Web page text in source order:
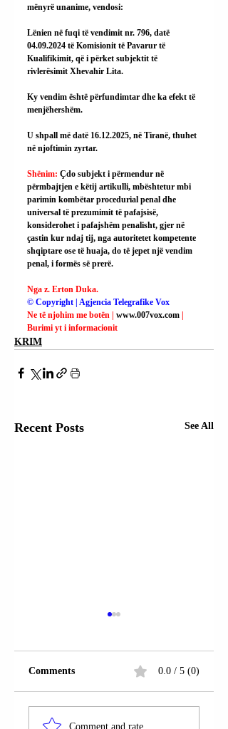
mënyrë unanime, vendosi:
Lënien në fuqi të vendimit nr. 796, datë
04.09.2024 të Komisionit të Pavarur të
Kualifikimit, që i përket subjektit të
rivlerësimit Xhevahir Lita.
Ky vendim është përfundimtar dhe ka efekt të
menjëhershëm.
U shpall më datë 16.12.2025, në Tiranë, thuhet
në njoftimin zyrtar.
Shënim: Çdo subjekt i përmendur në
përmbajtjen e këtij artikulli, mbështetur mbi
parimin kombëtar procedurial penal dhe
universal të prezumimit të pafajsisë,
konsiderohet i pafajshëm penalisht, gjer në
çastin kur ndaj tij, nga autoritetet kompetente
shqiptare ose të huaja, do të jepet një vendim
penal, i formës së prerë.
Nga z. Erton Duka.
© Copyright | Agjencia Telegrafike Vox
Ne të njohim me botën | www.007vox.com
Burimi yt i informacionit
KRIM
Recent Posts See All
PËRGJIMET E
Comments 0.0 / 5 (0)
Comment and rate...